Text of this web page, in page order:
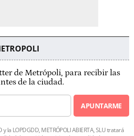
de Metrópoli, para recibir las
de la ciudad.
APUNTARME
la LOPDGDD, METRÓPOLI ABIERTA, SLU tratará